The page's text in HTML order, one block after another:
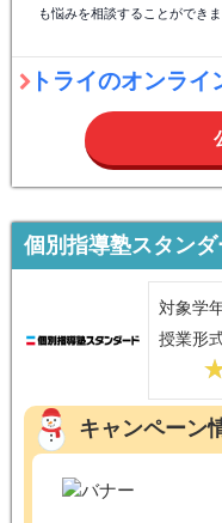
も悩みを相談することができま
トライのオンライ
個別指導塾スタンダ
対象学
授業形
キャンペーン